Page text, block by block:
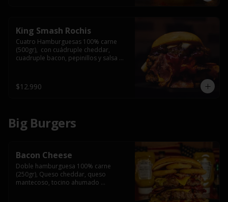
King Smash Rochis
Cuatro Hamburguesas 100% carne
(500gr),  con cuádruple cheddar,
cuadruple bacon, pepinillos y salsa
$12.990
Big Burgers
Bacon Cheese
Doble hamburguesa 100% carne
(250gr), Queso cheddar, queso
mantecoso, tocino ahumado